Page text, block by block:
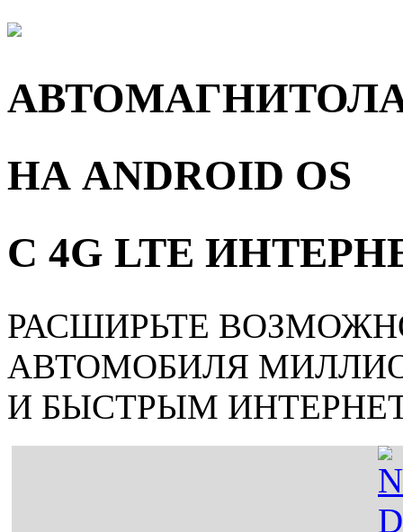
НА ANDROID OS
С 4G LTE
РАСШИРЬТЕ
АВТОМОБИЛЯ
И БЫСТРЫМ